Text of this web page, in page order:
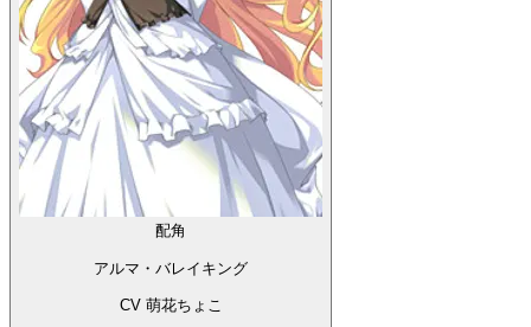
配角
アルマ・バレイキング
CV 萌花ちょこ